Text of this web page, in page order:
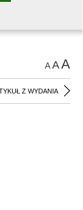
AAA
Z WYDANIA